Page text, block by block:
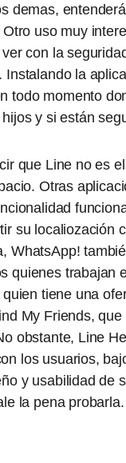
demas,
uso muy
con la
Instalando la
todo momento
y si están
que Line no es
Otras
su localiozación
WhatsApp!
quienes trabajan
tiene una
My Friends,
obstante, Line
los usuarios,
y usabilidad de
la pena probarla.